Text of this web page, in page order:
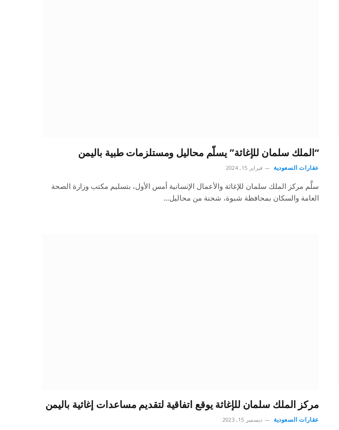
“الملك سلمان للإغاثة” يسلّم محاليل ومستلزمات طبية باليمن
عقارات السعودية فبراير 15, 2024
سلَّم مركز الملك سلمان للإغاثة والأعمال الإنسانية أمس الأول، بتسليم مكتب وزارة الصحة
العامة والسكان بمحافظة شبوة، شحنة من محاليل…
مركز الملك سلمان للإغاثة يوقع اتفاقية لتقديم مساعدات إغاثية باليمن
عقارات السعودية ديسمبر 15, 2023